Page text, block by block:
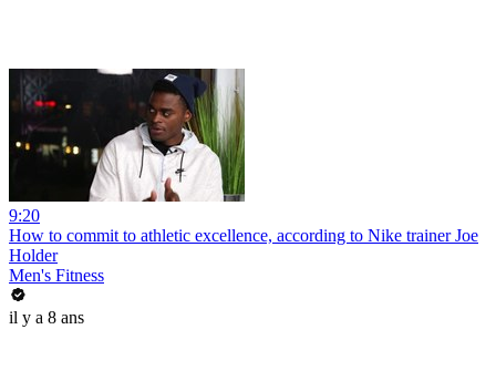
9:20
How to commit to athletic excellence, according to Nike trainer Joe
Holder
Men's Fitness
il y a 8 ans